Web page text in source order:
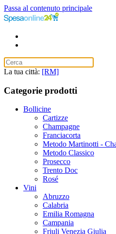
Passa al contenuto principale
La tua città: [RM]
Categorie prodotti
Bollicine
Cartizze
Champagne
Franciacorta
Metodo Martinotti -
Metodo Classico
Prosecco
Trento Doc
Rosé
Vini
Abruzzo
Calabria
Emilia Romagna
Campania
Friuli Venezia Giulia